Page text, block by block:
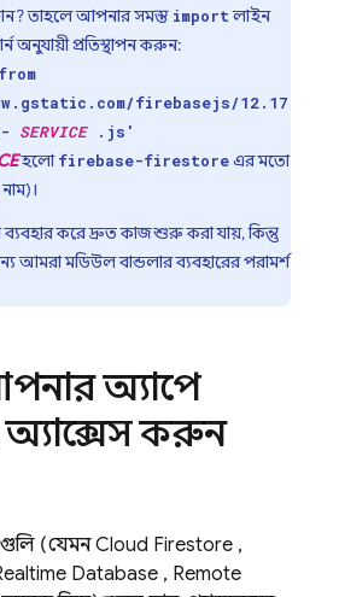
তাহলে আপনার সমস্ত importলাইন
অনুযায়ী প্রতিস্থাপন করুন:
firebasejs/12.17
SERVICE.js'
হলোfirebase-firestoreএর মতো
ব্যবহার করে দ্রুত কাজ শুরু করা যায়, কিন্তু
আমরা মডিউল বান্ডলার ব্যবহারের পরামর্শ
অ্যাপে
করুন
(যেমনCloud Firestore ,
Database , Remote